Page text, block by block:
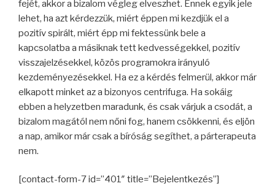
fejét, akkor a bizalom végleg elveszhet. Ennek egyik jele
lehet, ha azt kérdezzük, miért éppen mi kezdjük el a
pozitív spirált, miért épp mi fektessünk bele a
kapcsolatba a másiknak tett kedvességekkel, pozitív
visszajelzésekkel, közös programokra irányuló
kezdeményezésekkel. Ha ez a kérdés felmerül, akkor már
elkapott minket az a bizonyos centrifuga. Ha sokáig
ebben a helyzetben maradunk, és csak várjuk a csodát, a
bizalom magától nem nőni fog, hanem csökkenni, és eljön
a nap, amikor már csak a bíróság segíthet, a párterapeuta
nem.
[contact-form-7 id=”401″ title=”Bejelentkezés”]